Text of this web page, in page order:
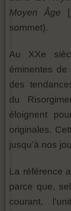
Moyen Âge
sommet).
Au XXe
éminentes de
des
du
éloignent
originales.
jusqu’à nos
La référence
parce que,
courant,